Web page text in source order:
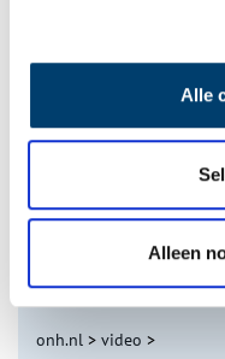
Alle
Alleen
onh.nl > video >